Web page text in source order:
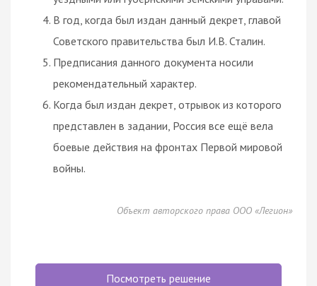
В год, когда был издан данный декрет, главой
Советского правительства был И.В. Сталин.
Предписания данного документа носили
рекомендательный характер.
Когда был издан декрет, отрывок из которого
представлен в задании, Россия все ещё вела
боевые действия на фронтах Первой мировой
войны.
Объект авторского права ООО «Легион»
Посмотреть решение